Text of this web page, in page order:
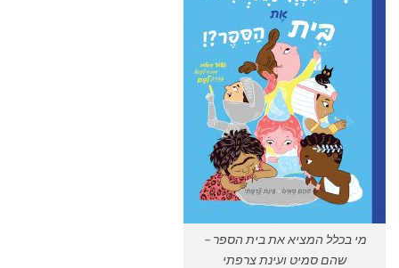
מי בכלל המציא את בית הספר –
שהם סמיט ועינת צרפתי